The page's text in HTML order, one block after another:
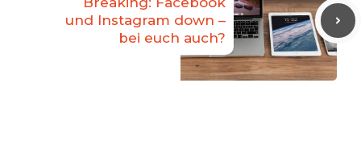
und Instagram down –
bei euch auch?